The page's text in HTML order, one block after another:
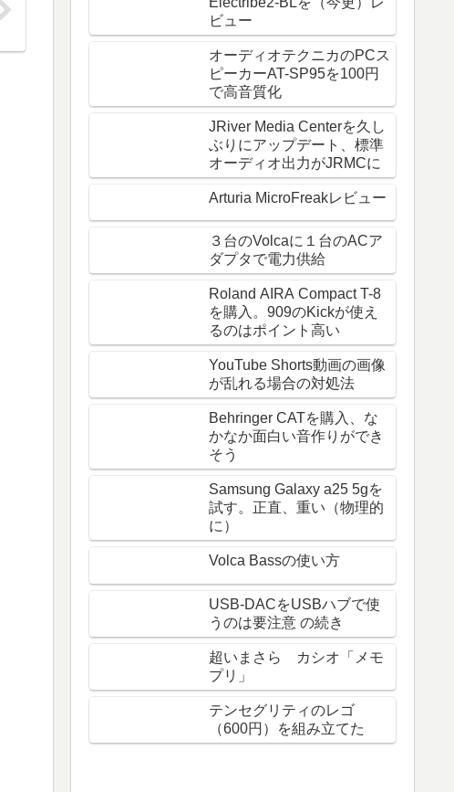
ビュー
オーディオテクニカのPCス
ピーカーAT-SP95を100円
で高音質化
JRiver Media Centerを久し
ぶりにアップデート、標準
オーディオ出力がJRMCに
Arturia MicroFreakレビュー
３台のVolcaに１台のACア
ダプタで電力供給
Roland AIRA Compact T-8
を購入。909のKickが使え
るのはポイント高い
YouTube Shorts動画の画像
が乱れる場合の対処法
Behringer CATを購入、な
かなか面白い音作りができ
そう
Samsung Galaxy a25 5gを
試す。正直、重い（物理的
に）
Volca Bassの使い方
USB-DACをUSBハブで使
うのは要注意 の続き
超いまさら カシオ「メモ
プリ」
テンセグリティのレゴ
（600円）を組み立てた